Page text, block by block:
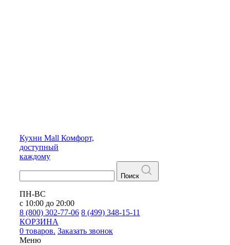
Кухни Mall Комфорт,
доступный
каждому
Поиск
ПН-ВС
с 10:00 до 20:00
8 (800) 302-77-06 8 (499) 348-15-11
КОРЗИНА
0 товаров. Заказать звонок
Меню